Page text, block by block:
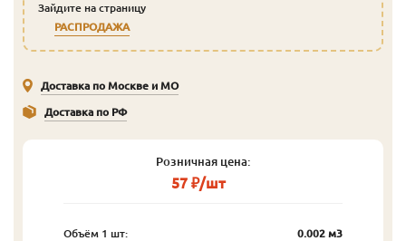
Зайдите на страницу
РАСПРОДАЖА
Доставка по Москве и МО
Доставка по РФ
Розничная цена:
57 ₽/шт
Объём 1 шт:
0.002 м3